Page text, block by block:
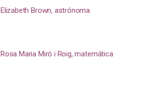
Elizabeth Brown, astrónoma
Rosa Maria Miró i Roig, matemática